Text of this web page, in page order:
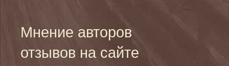
Мнение авторов
отзывов на сайте